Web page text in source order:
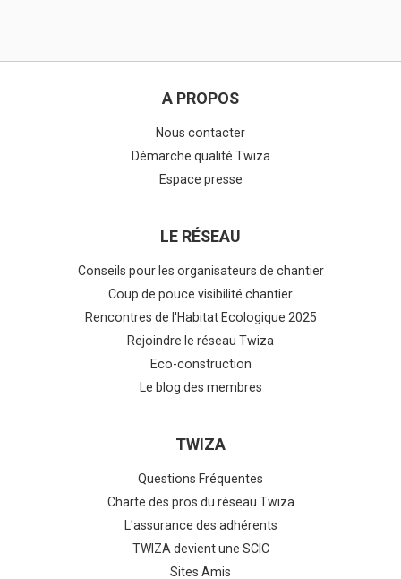
A PROPOS
Nous contacter
Démarche qualité Twiza
Espace presse
LE RÉSEAU
Conseils pour les organisateurs de chantier
Coup de pouce visibilité chantier
Rencontres de l'Habitat Ecologique 2025
Rejoindre le réseau Twiza
Eco-construction
Le blog des membres
TWIZA
Questions Fréquentes
Charte des pros du réseau Twiza
L'assurance des adhérents
TWIZA devient une SCIC
Sites Amis